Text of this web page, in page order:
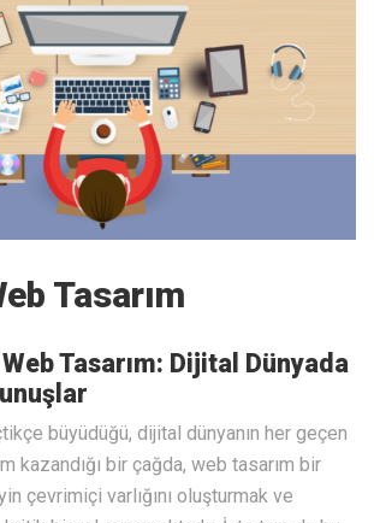
Tasarım
Tasarım: Dijital Dünyada
büyüdüğü, dijital dünyanın her geçen
kazandığı bir çağda, web tasarım bir
çevrimiçi varlığını oluşturmak ve